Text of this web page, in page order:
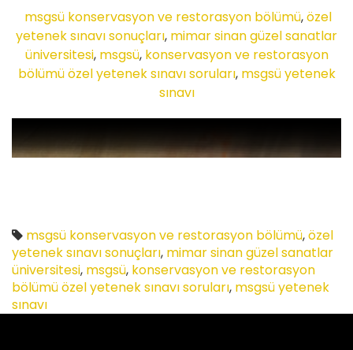
msgsü konservasyon ve restorasyon bölümü,özel
yetenek sınavı sonuçları, mimar sinan güzel sanatlar
üniversitesi, msgsü, konservasyon ve restorasyon
bölümü özel yetenek sınavı soruları, msgsü yetenek
sınavı
msgsü konservasyon ve restorasyon bölümü,özel
yetenek sınavı sonuçları, mimar sinan güzel sanatlar
üniversitesi, msgsü, konservasyon ve restorasyon
bölümü özel yetenek sınavı soruları, msgsü yetenek
sınavı